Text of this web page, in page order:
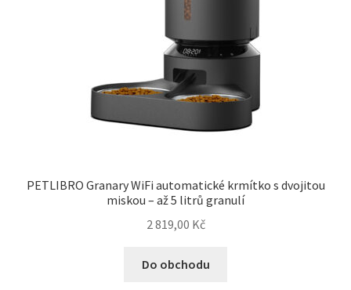
PETLIBRO Granary WiFi automatické krmítko s dvojitou
miskou – až 5 litrů granulí
2 819,00 Kč
Do obchodu